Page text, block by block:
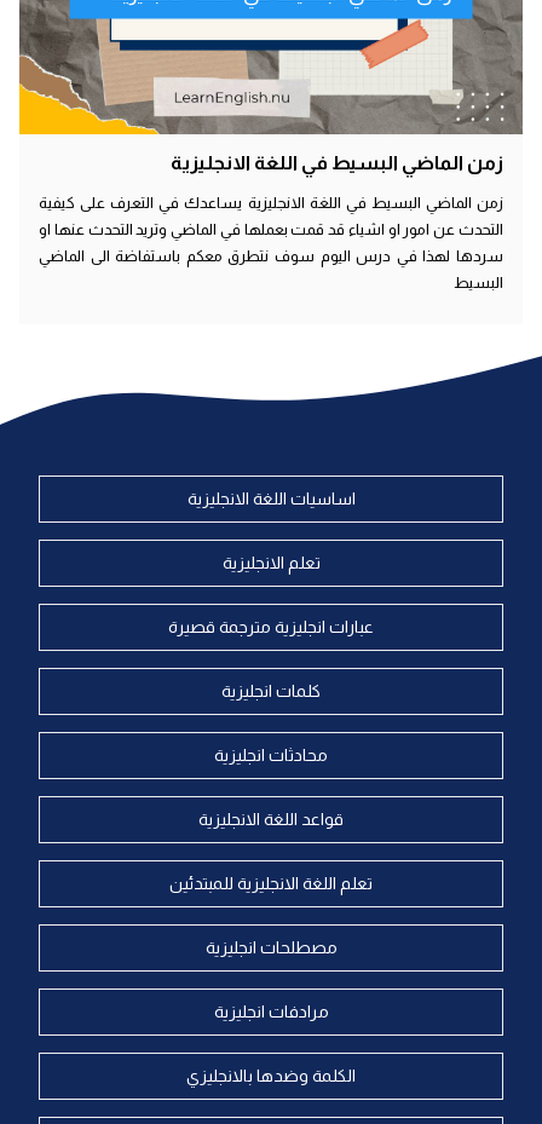
زمن الماضي البسيط في اللغة الانجليزية
زمن الماضي البسيط في اللغة الانجليزية يساعدك في التعرف على كيفية
التحدث عن امور او اشياء قد قمت بعملها في الماضي وتريد التحدث عنها او
سردها لهذا في درس اليوم سوف نتطرق معكم باستفاضة الى الماضي
البسيط
اساسيات اللغة الانجليزية
تعلم الانجليزية
عبارات انجليزية مترجمة قصيرة
كلمات انجليزية
محادثات انجليزية
قواعد اللغة الانجليزية
تعلم اللغة الانجليزية للمبتدئين
مصطلحات انجليزية
مرادفات انجليزية
الكلمة وضدها بالانجليزي